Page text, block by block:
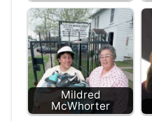
Mildred
McWhorter